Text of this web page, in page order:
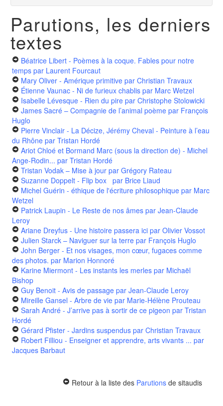
Parutions, les derniers
textes
Béatrice Libert - Poèmes à la coque. Fables pour notre
temps par Laurent Fourcaut
Mary Oliver - Amérique primitive par Christian Travaux
Étienne Vaunac - Ni de furieux chablis par Marc Wetzel
Isabelle Lévesque - Rien du pire par Christophe Stolowicki
James Sacré – Compagnie de l’animal poème par François
Huglo
Pierre Vinclair - La Décize, Jérémy Cheval - Peinture à l’eau
du Rhône par Tristan Hordé
Ariot Chloé et Bormand Marc (sous la direction de) - Michel
Ange-Rodin... par Tristan Hordé
Tristan Vodak – Mise à jour par Grégory Rateau
Suzanne Doppelt - Flip box par Brice Liaud
Michel Guérin - éthique de l'écriture philosophique par Marc
Wetzel
Patrick Laupin - Le Reste de nos âmes par Jean-Claude
Leroy
Ariane Dreyfus - Une histoire passera ici par Olivier Vossot
Julien Starck – Naviguer sur la terre par François Huglo
John Berger - Et nos visages, mon cœur, fugaces comme
des photos. par Marion Honnoré
Karine Miermont - Les instants les merles par Michaël
Bishop
Guy Benoit - Avis de passage par Jean-Claude Leroy
Mireille Gansel - Arbre de vie par Marie-Hélène Prouteau
Sarah André - J’arrive pas à sortir de ce pigeon par Tristan
Hordé
Gérard Pfister - Jardins suspendus par Christian Travaux
Robert Filliou - Enseigner et apprendre, arts vivants ... par
Jacques Barbaut
Retour à la liste des Parutions de sitaudis